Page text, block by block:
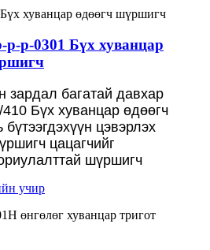
p-p-0301 Бүх хуванцар
зардал багатай давхар
Бүх хуванцар өдөөгч
цэвэрлэх
цацагчийг
шүршигч
учир